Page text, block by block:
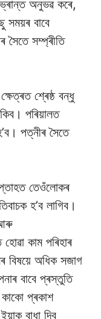
অনুভৱ কৰে,
সময়ৰ বাবে
সৈতে সম্প্ৰীতি
শ্ৰেষ্ঠ বন্ধু
পৰিয়ালত
পত্নীৰ সৈতে
তেওঁলোকৰ
হ’ব লাগিব।
আৰু
কাম পৰিহাৰ
বিষয়ে অধিক সজাগ
বাবে প্ৰস্তুতি
প্ৰকাশ
বাধা দিব